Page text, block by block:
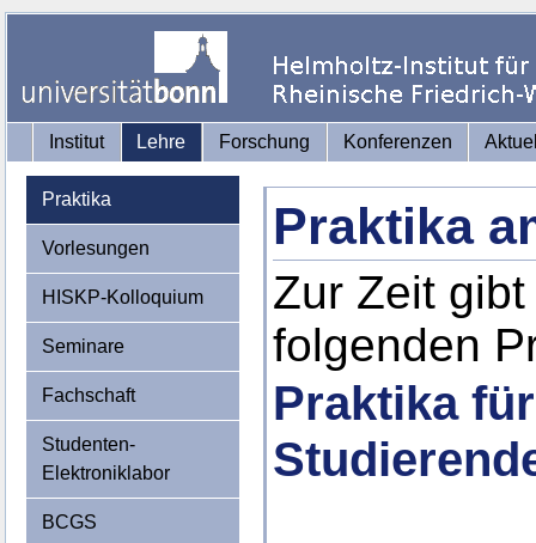
Institut Lehre Forschung Konferenzen
Praktika
Vorlesungen
HISKP-Kolloquium
Seminare
Fachschaft
Studenten-
Elektroniklabor
BCGS
Praktika
Zur Zeit
folgenden
Praktika